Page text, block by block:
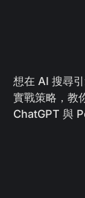
想在 AI 搜尋
實戰策略，教
ChatGPT 與